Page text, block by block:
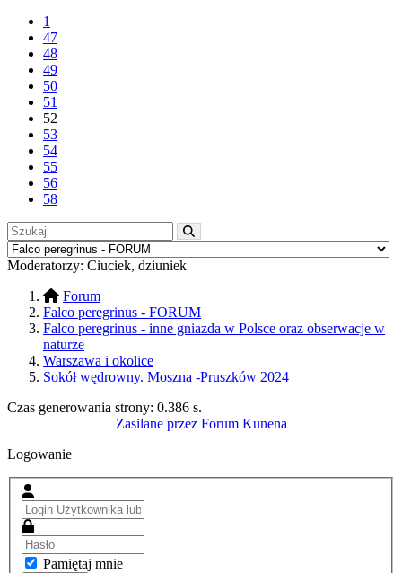
1
47
48
49
50
51
52
53
54
55
56
58
Moderatorzy: Ciuciek, dziuniek
Forum
Falco peregrinus - FORUM
Falco peregrinus - inne gniazda w Polsce oraz obserwacje w
naturze
Warszawa i okolice
Sokół wędrowny. Moszna -Pruszków 2024
Czas generowania strony: 0.386 s.
Zasilane przez Forum Kunena
Logowanie
Pamiętaj mnie